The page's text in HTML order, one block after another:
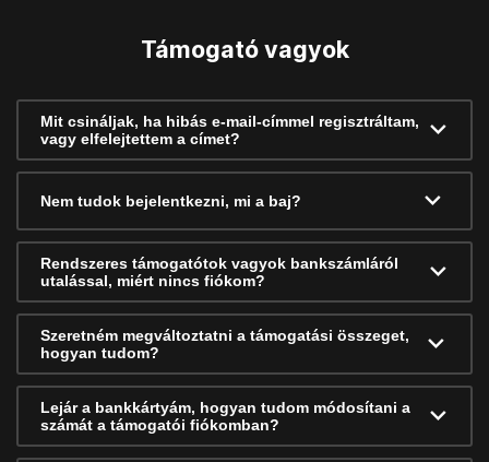
Támogató vagyok
Mit csináljak, ha hibás e-mail-címmel regisztráltam,
vagy elfelejtettem a címet?
Nem tudok bejelentkezni, mi a baj?
Rendszeres támogatótok vagyok bankszámláról
utalással, miért nincs fiókom?
Szeretném megváltoztatni a támogatási összeget,
hogyan tudom?
Lejár a bankkártyám, hogyan tudom módosítani a
számát a támogatói fiókomban?